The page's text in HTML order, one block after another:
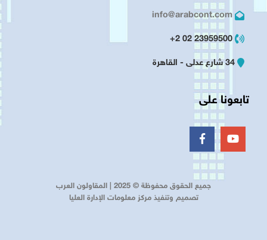
info@arabcont.com
23959500 02 2+
34 شارع عدلى - القاهرة
تابعونا على
جميع الحقوق محفوظة © 2025 | المقاولون العرب
تصميم وتنفيذ مركز معلومات الإدارة العليا